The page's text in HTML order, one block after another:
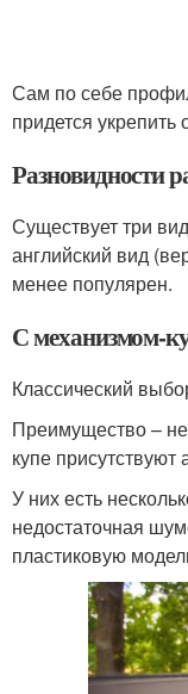
Сам по себе
придется
Разновидности
Существует три
английский вид
менее популярен.
С механизмом-
Классический
Преимущество –
купе
У них есть
недостаточная
пластиковую